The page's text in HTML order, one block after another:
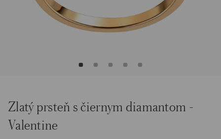
Zlatý prsteň s čiernym diamantom -
Valentine